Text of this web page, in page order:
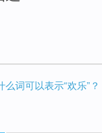
词可以表示“欢乐”？